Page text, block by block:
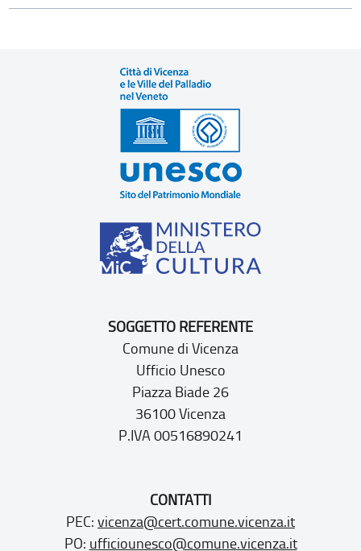
SOGGETTO REFERENTE
Comune di Vicenza
Ufficio Unesco
Piazza Biade 26
36100 Vicenza
P.IVA 00516890241
CONTATTI
PEC: vicenza@cert.comune.vicenza.it
PO: ufficiounesco@comune.vicenza.it